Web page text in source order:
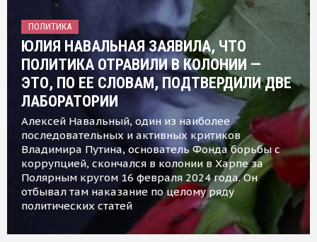
ПОЛИТИКА
ЮЛИЯ НАВАЛЬНАЯ ЗАЯВИЛА, ЧТО
ПОЛИТИКА ОТРАВИЛИ В КОЛОНИИ —
ЭТО, ПО ЕЕ СЛОВАМ, ПОДТВЕРДИЛИ ДВЕ
ЛАБОРАТОРИИ
Алексей Навальный, один из наиболее
последовательных и активных критиков
Владимира Путина, основатель Фонда борьбы с
коррупцией, скончался в колонии в Харпе за
Полярным кругом 16 февраля 2024 года. Он
отбывал там наказание по целому ряду
политических статей